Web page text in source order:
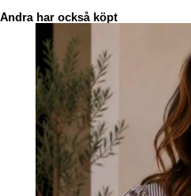
Andra har också köpt